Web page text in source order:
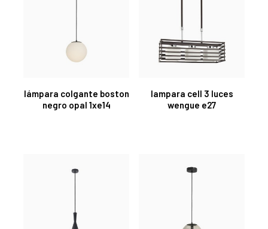
lámpara colgante boston
negro opal 1xe14
lampara cell 3 luces
wengue e27